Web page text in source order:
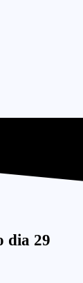
dia 29